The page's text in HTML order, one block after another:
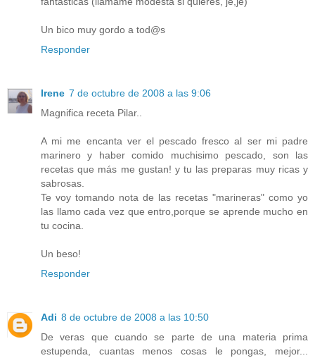
Un bico muy gordo a tod@s
Responder
Irene 7 de octubre de 2008 a las 9:06
Magnifica receta Pilar..
A mi me encanta ver el pescado fresco al ser mi padre
marinero y haber comido muchisimo pescado, son las
recetas que más me gustan! y tu las preparas muy ricas y
sabrosas.
Te voy tomando nota de las recetas "marineras" como yo
las llamo cada vez que entro,porque se aprende mucho en
tu cocina.
Un beso!
Responder
Adi 8 de octubre de 2008 a las 10:50
De veras que cuando se parte de una materia prima
estupenda, cuantas menos cosas le pongas, mejor...